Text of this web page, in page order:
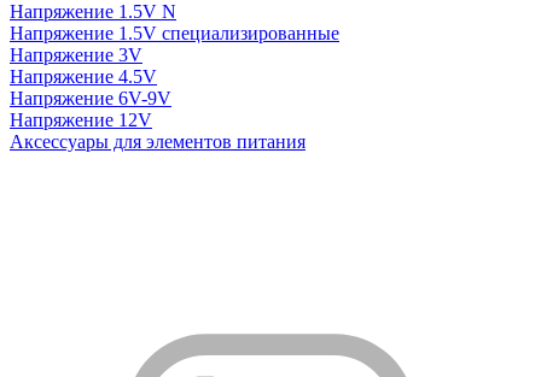
Напряжение 1.5V N
Напряжение 1.5V специализированные
Напряжение 3V
Напряжение 4.5V
Напряжение 6V-9V
Напряжение 12V
Аксессуары для элементов питания